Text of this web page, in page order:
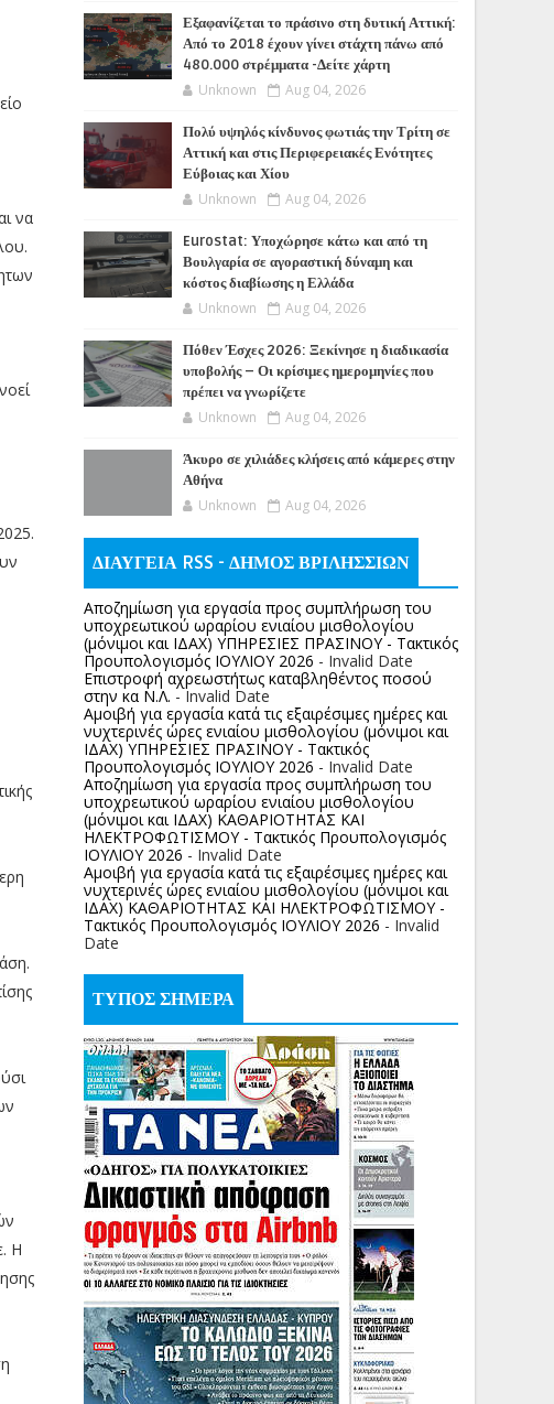
να
Η
Εξαφανίζεται το πράσινο στη δυτική Αττική:
Από το 2018 έχουν γίνει στάχτη πάνω από
480.000 στρέμματα -Δείτε χάρτη
Unknown Aug 04, 2026
Πολύ υψηλός κίνδυνος φωτιάς την Τρίτη σε
Αττική και στις Περιφερειακές Ενότητες
Εύβοιας και Χίου
Unknown Aug 04, 2026
Eurostat: Υποχώρησε κάτω και από τη
Βουλγαρία σε αγοραστική δύναμη και
κόστος διαβίωσης η Ελλάδα
Unknown Aug 04, 2026
Πόθεν Έσχες 2026: Ξεκίνησε η διαδικασία
υποβολής – Οι κρίσιμες ημερομηνίες που
πρέπει να γνωρίζετε
Unknown Aug 04, 2026
Άκυρο σε χιλιάδες κλήσεις από κάμερες στην
Αθήνα
Unknown Aug 04, 2026
ΔΙΑΥΓΕΙΑ RSS - ΔΗΜΟΣ ΒΡΙΛΗΣΣΙΩΝ
Αποζημίωση για εργασία προς συμπλήρωση του
υποχρεωτικού ωραρίου ενιαίου μισθολογίου
(μόνιμοι και ΙΔΑΧ) ΥΠΗΡΕΣΙΕΣ ΠΡΑΣΙΝΟΥ - Τακτικός
Προυπολογισμός ΙΟΥΛΙΟΥ 2026 - Invalid Date
Επιστροφή αχρεωστήτως καταβληθέντος ποσoύ
στην κα Ν.Λ. - Invalid Date
Αμοιβή για εργασία κατά τις εξαιρέσιμες ημέρες και
νυχτερινές ώρες ενιαίου μισθολογίου (μόνιμοι και
ΙΔΑΧ) ΥΠΗΡΕΣΙΕΣ ΠΡΑΣΙΝΟΥ - Τακτικός
Προυπολογισμός ΙΟΥΛΙΟΥ 2026 - Invalid Date
Αποζημίωση για εργασία προς συμπλήρωση του
υποχρεωτικού ωραρίου ενιαίου μισθολογίου
(μόνιμοι και ΙΔΑΧ) ΚΑΘΑΡΙΟΤΗΤΑΣ ΚΑΙ
ΗΛΕΚΤΡΟΦΩΤΙΣΜΟΥ - Τακτικός Προυπολογισμός
ΙΟΥΛΙΟΥ 2026 - Invalid Date
Αμοιβή για εργασία κατά τις εξαιρέσιμες ημέρες και
νυχτερινές ώρες ενιαίου μισθολογίου (μόνιμοι και
ΙΔΑΧ) ΚΑΘΑΡΙΟΤΗΤΑΣ ΚΑΙ ΗΛΕΚΤΡΟΦΩΤΙΣΜΟΥ -
Τακτικός Προυπολογισμός ΙΟΥΛΙΟΥ 2026 - Invalid
Date
ΤΥΠΟΣ ΣΗΜΕΡΑ